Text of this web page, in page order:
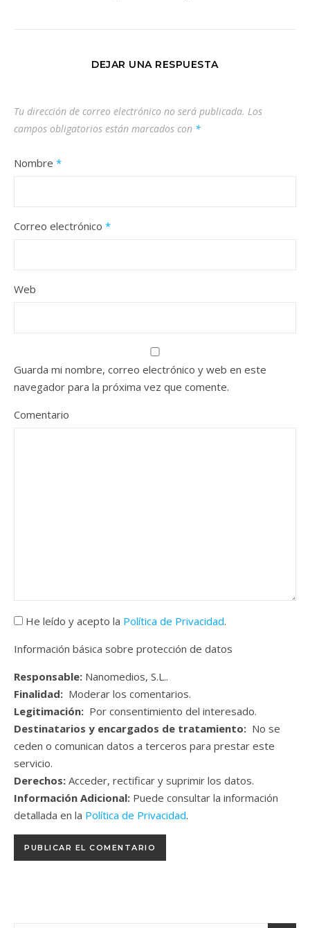
DEJAR UNA RESPUESTA
Tu dirección de correo electrónico no será publicada. Los
campos obligatorios están marcados con *
Nombre *
Correo electrónico *
Web
Guarda mi nombre, correo electrónico y web en este
navegador para la próxima vez que comente.
Comentario
He leído y acepto la Política de Privacidad.
Información básica sobre protección de datos
Responsable: Nanomedios, S.L..
Finalidad: Moderar los comentarios.
Legitimación: Por consentimiento del interesado.
Destinatarios y encargados de tratamiento: No se
ceden o comunican datos a terceros para prestar este
servicio.
Derechos: Acceder, rectificar y suprimir los datos.
Información Adicional: Puede consultar la información
detallada en la Política de Privacidad.